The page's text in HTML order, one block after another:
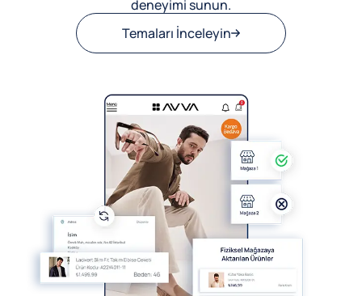
deneyimi sunun.
Temaları İnceleyin